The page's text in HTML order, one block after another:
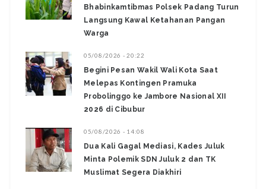
Bhabinkamtibmas Polsek Padang Turun
Langsung Kawal Ketahanan Pangan
Warga
05/08/2026 - 20:22
Begini Pesan Wakil Wali Kota Saat
Melepas Kontingen Pramuka
Probolinggo ke Jambore Nasional XII
2026 di Cibubur
05/08/2026 - 14:08
Dua Kali Gagal Mediasi, Kades Juluk
Minta Polemik SDN Juluk 2 dan TK
Muslimat Segera Diakhiri